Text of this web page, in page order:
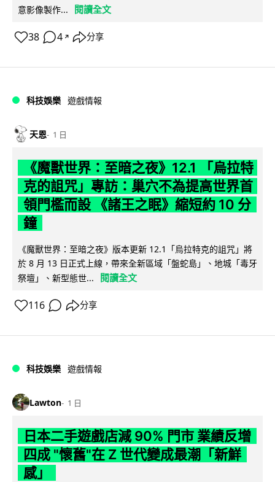
意影像製作...
閱讀全文
38 4 ↗ 分享
科技娛樂 遊戲情報
天恩 1 日
《魔獸世界：至暗之夜》12.1 「烏拉特
克的詛咒」專訪：巢穴不為提高世界首
領門檻而設 《諸王之眠》縮短約 10 分
鐘
《魔獸世界：至暗之夜》版本更新 12.1「烏拉特克的詛咒」將
於 8 月 13 日正式上線，帶來全新區域「盤蛇島」、地城「毒牙
祭壇」、新型態世...
閱讀全文
116 分享
科技娛樂 遊戲情報
Lawton 1 日
日本二手遊戲店減 90% 門市 業績反增
四成 "懷舊"在 Z 世代變成最潮「新鮮
感」